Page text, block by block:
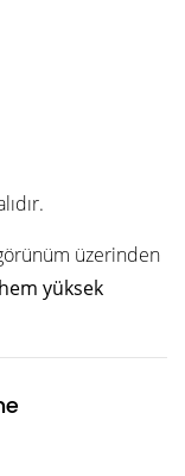
üzerinden
yüksek